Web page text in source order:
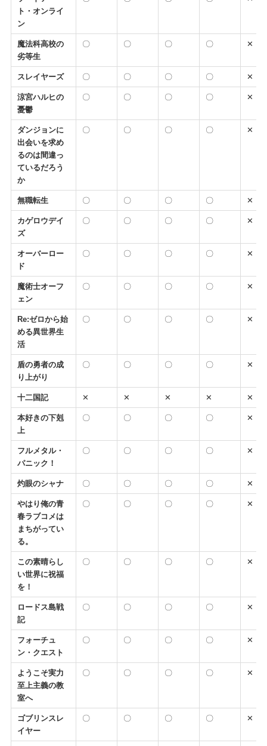
ト・オンライ
ン
魔法科高校の
劣等生
〇 〇 〇 〇 ✕
スレイヤーズ 〇 〇 〇 〇 ✕
涼宮ハルヒの
憂鬱
〇 〇 〇 〇 ✕
ダンジョンに
出会いを求め
るのは間違っ
ているだろう
か
〇 〇 〇 〇 ✕
無職転生 〇 〇 〇 〇 ✕
カゲロウデイ
ズ
〇 〇 〇 〇 ✕
オーバーロー
ド
〇 〇 〇 〇 ✕
魔術士オーフ
ェン
〇 〇 〇 〇 ✕
Re:ゼロから始
める異世界生
活
〇 〇 〇 〇 ✕
盾の勇者の成
り上がり
〇 〇 〇 〇 ✕
十二国記 ✕ ✕ ✕ ✕ ✕
本好きの下剋
上
〇 〇 〇 〇 ✕
フルメタル・
パニック！
〇 〇 〇 〇 ✕
灼眼のシャナ 〇 〇 〇 〇 ✕
やはり俺の青
春ラブコメは
まちがってい
る。
〇 〇 〇 〇 ✕
この素晴らし
い世界に祝福
を！
〇 〇 〇 〇 ✕
ロードス島戦
記
〇 〇 〇 〇 ✕
フォーチュ
ン・クエスト
〇 〇 〇 〇 ✕
ようこそ実力
至上主義の教
室へ
〇 〇 〇 〇 ✕
ゴブリンスレ
イヤー
〇 〇 〇 〇 ✕